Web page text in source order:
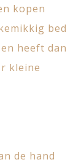
kopen
bed
heeft dan
kleine
de hand